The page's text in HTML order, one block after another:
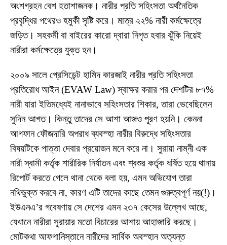
অংশগ্রহন বেশ হতাশাজনক। নারীর প্রতি সহিংসতা অর্থনৈতিক
প্রবৃদ্ধির পথেরও হমুকী সৃষ্টি করে। মাত্র ২২% নারী কর্মক্ষেত্রে
জড়িত। সহকর্মী বা বাইরের কারো দ্বারা নিগৃত হবার ঝুঁকি নিয়েই
নারীরা কর্মক্ষেত্রে যুক্ত হন।
২০০৯ সালে প্রেসিডেন্ট হামিদ কারজাই নারীর প্রতি সহিংসতা
প্রতিরোধ আইন (EVAW Law) স্বাক্ষর করার পর দেশটির ৮৭%
নারী যারা ইতিমধ্যেই নানাভাবে সহিংসতার শিকার, তারা ভেবেছিলেন
সুদিন আগত। কিন্তু তাদের সে আশা আজও পূরণ হয়নি। কেননা
আগফান ফৌজদারি অপরাধ ব্যবস্হা নারীর বিরুদ্ধে সহিংসতার
বিষয়টিকে পাত্তা দেবার প্রয়োজন মনে করে না। সুরায়া নাম্নী এক
নারী স্বামী কর্তৃক শারীরিক নির্যাতন এবং শ্বশুর কর্তৃক ধর্ষিত হয়ে থানায়
রিপোর্ট করতে গেলে থানা থেকে বলা হয়, এমন অভিযোগ তারা
নথিভুক্ত করবে না, কারণ এটি তাদের কাছে তেমন গুরুত্বপূর্ণ নয়(!)।
ইউএনএ’র গবেষণায় সে দেশের এমন ২৩৭ কেসের উল্লেখ আছে,
যেখানে নারীরা সুরায়ার মতো বিচারের আশায় আহাজারি করছে।
মোটকথা আফগানিস্তানে নারীদের সার্বিক অবস্হান অত্যন্ত